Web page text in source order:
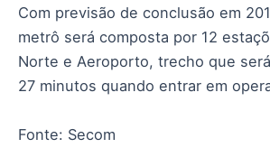
Com previsão de conclusão em
metrô será composta por 12
Norte e Aeroporto, trecho que
27 minutos quando entrar em
Fonte: Secom